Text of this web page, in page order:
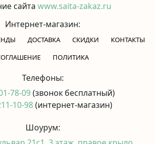
сайта www.saita-zakaz.ru
Интернет-магазин:
ДОСТАВКА СКИДКИ
КОНТАКТЫ
ПОЛИТИКА
Телефоны:
78-09(звонок бесплатный)
10-98(интернет-магазин)
Шоурум: